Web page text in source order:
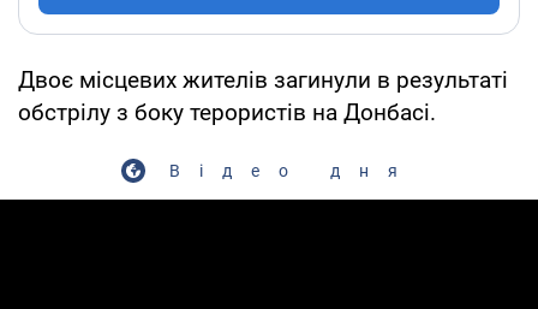
Двоє місцевих жителів загинули в результаті
обстрілу з боку терористів на Донбасі.
Відео дня